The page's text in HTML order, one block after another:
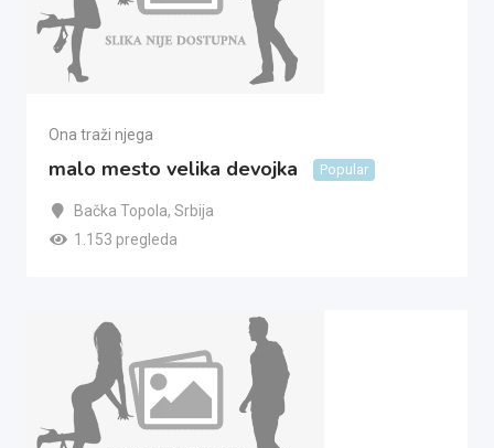
Ona traži njega
malo mesto velika devojka Popular
Bačka Topola, Srbija
1.153 pregleda